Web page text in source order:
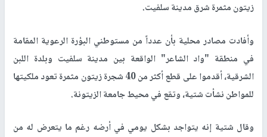
زيتون مثمرة شرق مدينة سلفيت.
وأفادت مصادر محلية بأن عدداً من مستوطني البؤرة الرعوية المقامة
في منطقة "واد الشاعر" الواقعة بين مدينة سلفيت وبلدة اللبن
الشرقية، أقدموا على قطع أكثر من 40 شجرة زيتون مثمرة تعود ملكيتها
للمواطن نشأت شتية، وتقع في محيط جامعة الزيتونة.
وقال شتية إنه يتواجد بشكل يومي في أرضه رغم ما يتعرض له من